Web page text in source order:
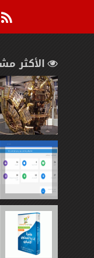
الأكثر